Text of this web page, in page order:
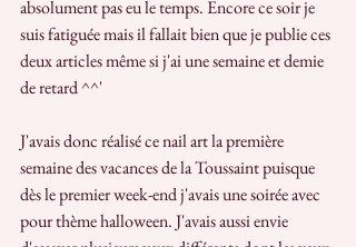
absolument pas eu le temps. Encore ce soir je
suis fatiguée mais il fallait bien que je publie ces
deux articles même si j'ai une semaine et demie
de retard ^^'
J'avais donc réalisé ce nail art la première
semaine des vacances de la Toussaint puisque
dès le premier week-end j'avais une soirée avec
pour thème halloween. J'avais aussi envie